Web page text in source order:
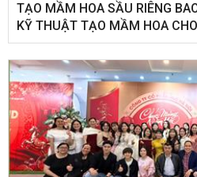
TẠO MẦM HOA SẦU RIÊNG
KỸ THUẬT TẠO MẦM HOA